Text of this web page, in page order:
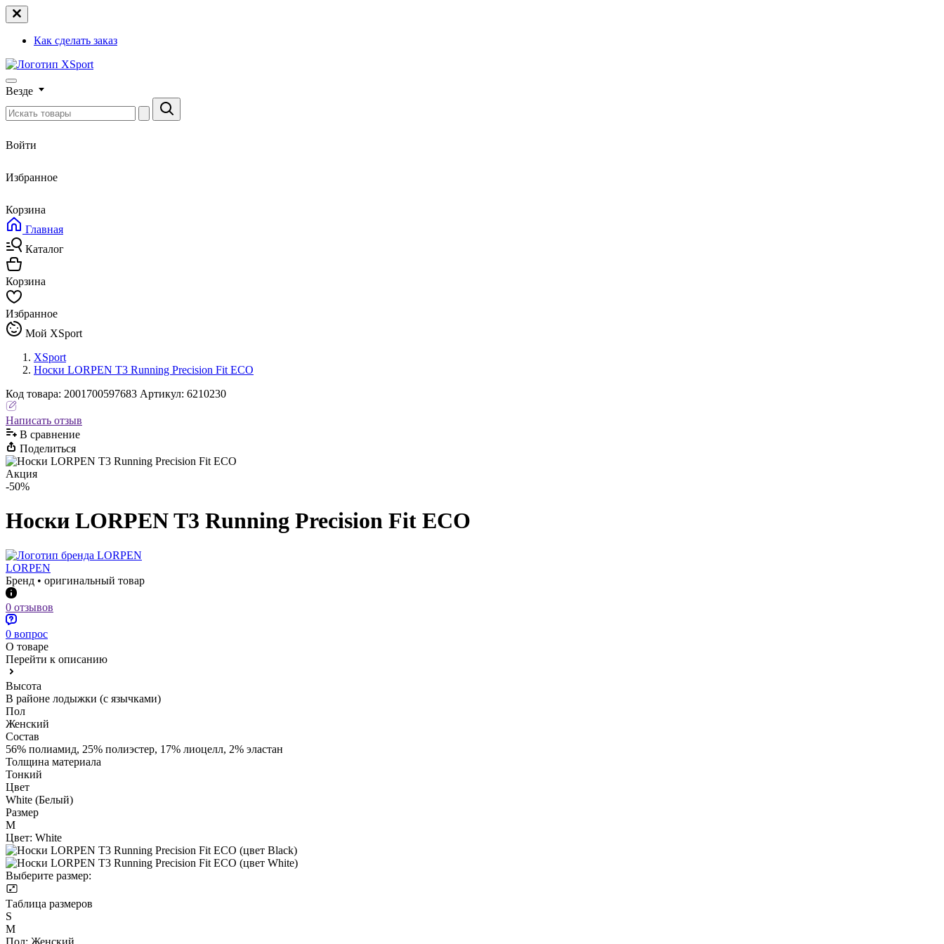
Как сделать заказ
Везде
Войти
Избранное
Корзина
Главная
Каталог
Корзина
Избранное
Мой XSport
XSport
Носки LORPEN T3 Running Precision Fit ECO
Код товара: 2001700597683 Артикул: 6210230
Написать отзыв
В сравнениe
Поделиться
Акция
-50%
Носки LORPEN T3 Running Precision Fit ECO
LORPEN
Бренд • оригинальный товар
0 отзывов
0 вопрос
О товаре
Перейти к описанию
Высота
В районе лодыжки (с язычками)
Пол
Женский
Состав
56% полиамид, 25% полиэстер, 17% лиоцелл, 2% эластан
Толщина материала
Тонкий
Цвет
White (Белый)
Размер
M
Цвет: White
Выберите размер:
Таблица размеров
S
M
Пол: Женский